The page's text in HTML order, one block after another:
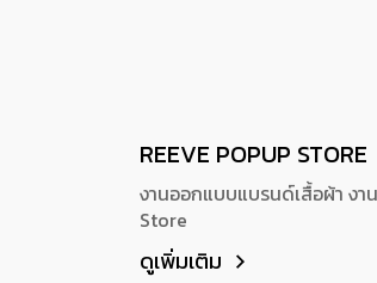
REEVE POPUP STORE
งานออกแบบแบรนด์เสื้อผ้า ง
Store
ดูเพิ่มเติม